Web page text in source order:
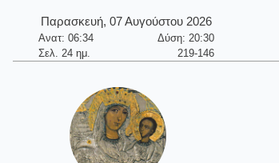
Παρασκευή, 07 Αυγούστου 2026
Ανατ: 06:34
Δύση: 20:30
Σελ. 24 ημ.
219-146